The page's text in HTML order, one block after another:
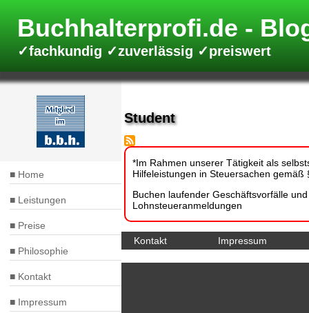
InhaltBuchhalterprofi.de
✓fachkundig ✓zuverlässig ✓preiswert
Hauptnavigation
Home
Leistungen
Preise
Philosophie
Kontakt
Impressum
Student
*Im Rahmen unserer Tätigkeit als
Hilfeleistungen in Steuersachen gemäß
Buchen laufender Geschäftsvorfälle
Lohnsteueranmeldungen
Fußbereich
Kontakt Impressum